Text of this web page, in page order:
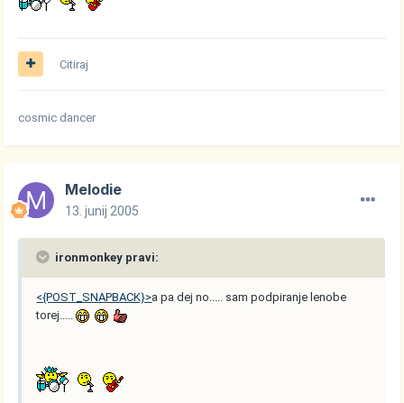
Citiraj
cosmic dancer
Melodie
13. junij 2005
ironmonkey pravi:
<{POST_SNAPBACK}>a pa dej no..... sam podpiranje lenobe
torej.....